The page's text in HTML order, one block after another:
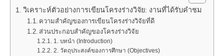
วิเคราะห์ตัวอย่างการเขียนโครงร่างวิจัย: งานที่ได้รับคำชม
ความสำคัญของการเขียนโครงร่างวิจัยที่ดี
ส่วนประกอบสำคัญของโครงร่างวิจัย
1. บทนำ (Introduction)
2. วัตถุประสงค์ของการศึกษา (Objectives)